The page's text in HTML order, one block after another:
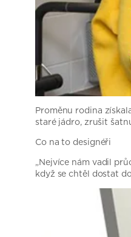
Proměnu rodina
staré jádro, zrušit
Co na to designéři
„Nejvíce nám vadil
když se chtěl dostat